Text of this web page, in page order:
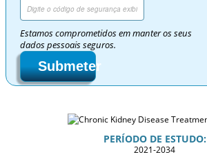
Estamos comprometidos em manter os seus
dados pessoais seguros.
Submeter
PERÍODO DE ESTUDO:
2021-2034